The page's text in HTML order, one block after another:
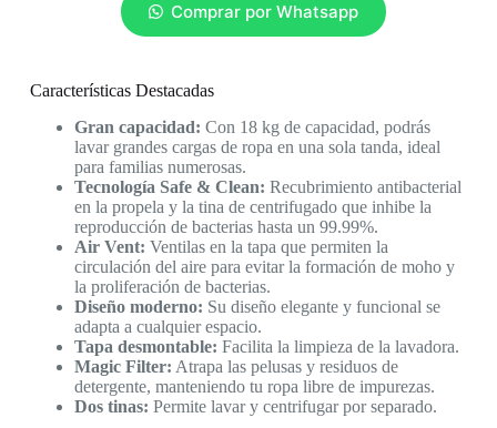
Comprar por Whatsapp
Características Destacadas
Gran capacidad: Con 18 kg de capacidad, podrás
lavar grandes cargas de ropa en una sola tanda, ideal
para familias numerosas.
Tecnología Safe & Clean: Recubrimiento antibacterial
en la propela y la tina de centrifugado que inhibe la
reproducción de bacterias hasta un 99.99%.
Air Vent: Ventilas en la tapa que permiten la
circulación del aire para evitar la formación de moho y
la proliferación de bacterias.
Diseño moderno: Su diseño elegante y funcional se
adapta a cualquier espacio.
Tapa desmontable: Facilita la limpieza de la lavadora.
Magic Filter: Atrapa las pelusas y residuos de
detergente, manteniendo tu ropa libre de impurezas.
Dos tinas: Permite lavar y centrifugar por separado.